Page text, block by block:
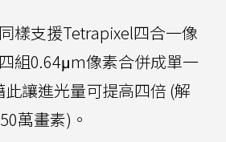
樣支援Tetrapixel四合一像
組0.64μm像素合併成單一
讓進光量可提高四倍 (解
萬畫素)。